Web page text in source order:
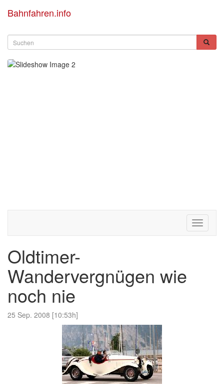
Bahnfahren.info
Toggle
Oldtimer-
Wandervergnügen wie
noch nie
25 Sep. 2008 [10:53h]